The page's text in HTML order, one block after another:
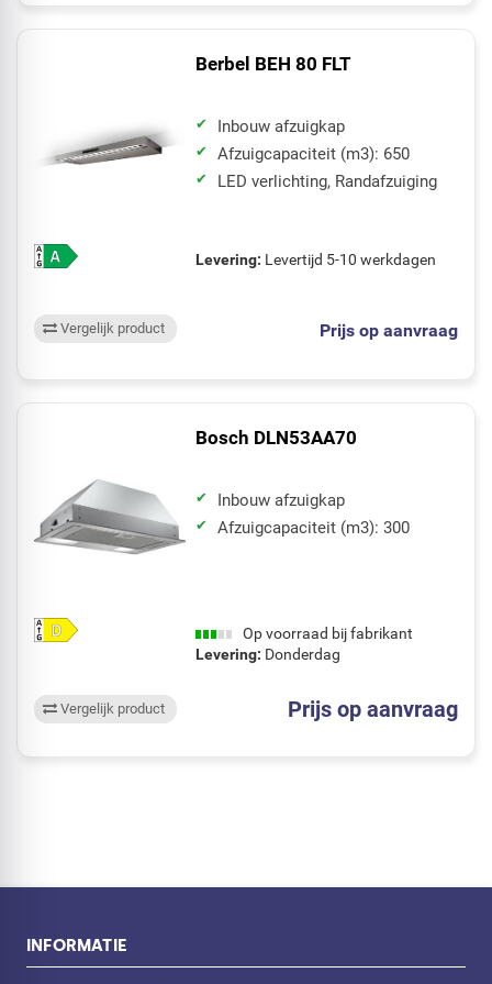
Berbel BEH 80 FLT
Inbouw afzuigkap
Afzuigcapaciteit (m3): 650
LED verlichting, Randafzuiging
Levering: Levertijd 5-10 werkdagen
Prijs op aanvraag
Vergelijk product
Bosch DLN53AA70
Inbouw afzuigkap
Afzuigcapaciteit (m3): 300
Op voorraad bij fabrikant
Levering: Donderdag
Prijs op aanvraag
Vergelijk product
INFORMATIE